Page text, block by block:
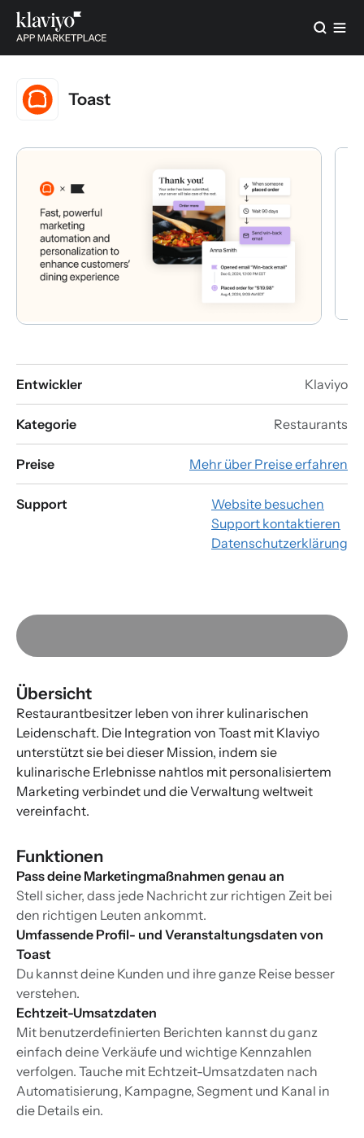
Toast
Entwickler Klaviyo
Kategorie Restaurants
Preise Mehr über Preise erfahren
Support
Website besuchen
Support kontaktieren
Datenschutzerklärung
Übersicht
Restaurantbesitzer leben von ihrer kulinarischen
Leidenschaft. Die Integration von Toast mit Klaviyo
unterstützt sie bei dieser Mission, indem sie
kulinarische Erlebnisse nahtlos mit personalisiertem
Marketing verbindet und die Verwaltung weltweit
vereinfacht.
Funktionen
Pass deine Marketingmaßnahmen genau an
Stell sicher, dass jede Nachricht zur richtigen Zeit bei
den richtigen Leuten ankommt.
Umfassende Profil- und Veranstaltungsdaten von
Toast
Du kannst deine Kunden und ihre ganze Reise besser
verstehen.
Echtzeit-Umsatzdaten
Mit benutzerdefinierten Berichten kannst du ganz
einfach deine Verkäufe und wichtige Kennzahlen
verfolgen. Tauche mit Echtzeit-Umsatzdaten nach
Automatisierung, Kampagne, Segment und Kanal in
die Details ein.